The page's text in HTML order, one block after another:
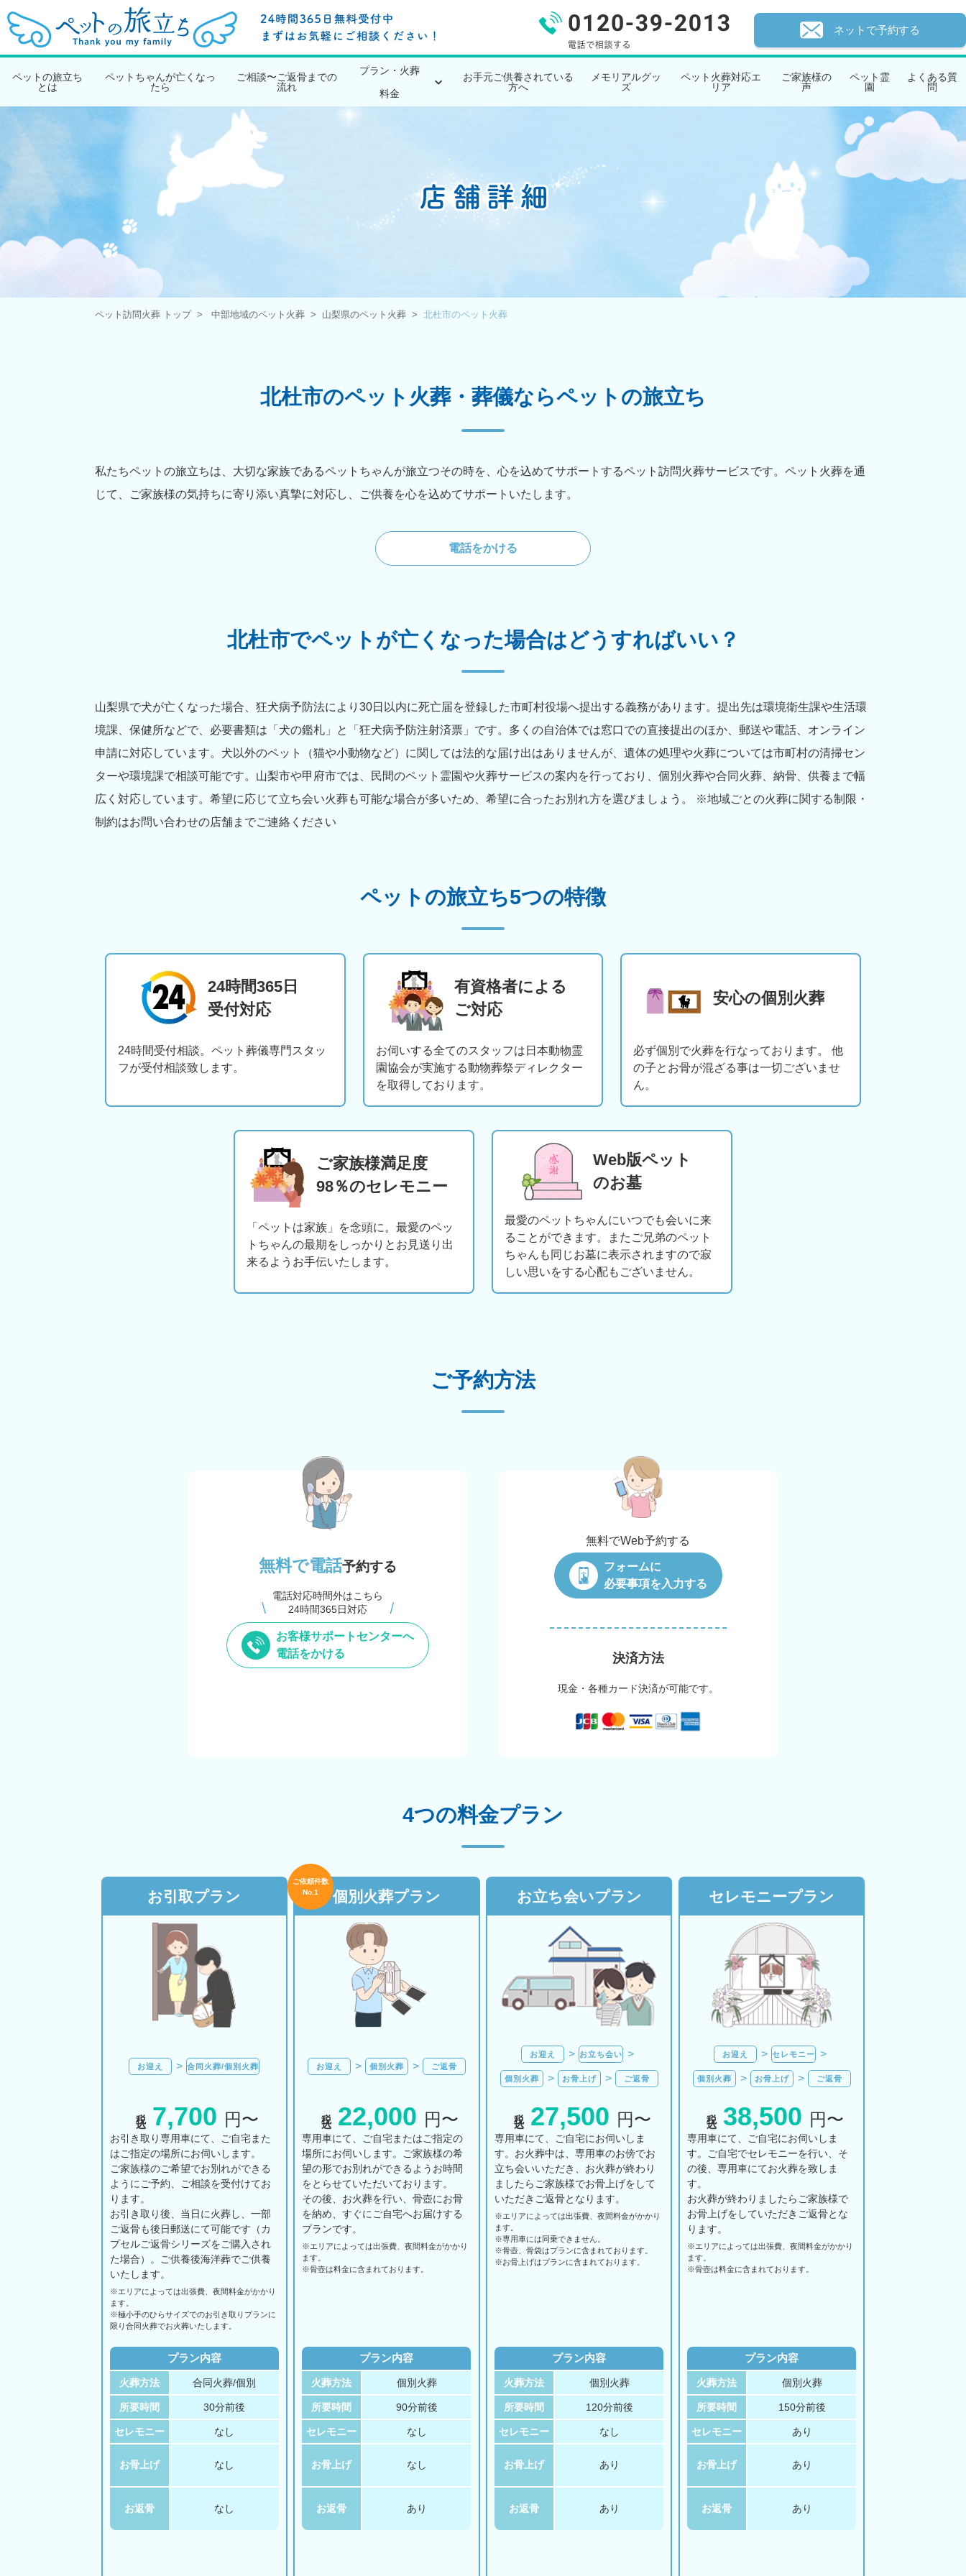
ネットで予約する
ペットの旅立ち
とは
ペットちゃんが亡くなっ
たら
ご相談〜ご返骨までの
流れ
プラン・火葬
料金
お手元ご供養されている
方へ
メモリアルグッ
ズ
ペット火葬対応エ
リア
ご家族様の
声
ペット霊
園
よくある質
問
ペット訪問火葬 トップ 中部地域のペット火葬 山梨県のペット火葬 北杜市のペット火葬
北杜市のペット火葬・葬儀ならペットの旅立ち
私たちペットの旅立ちは、大切な家族であるペットちゃんが旅立つその時を、心を込めてサポートするペット訪問火葬サービスです。ペット火葬を通
じて、ご家族様の気持ちに寄り添い真摯に対応し、ご供養を心を込めてサポートいたします。
電話をかける
北杜市でペットが亡くなった場合はどうすればいい？
山梨県で犬が亡くなった場合、狂犬病予防法により30日以内に死亡届を登録した市町村役場へ提出する義務があります。提出先は環境衛生課や生活環
境課、保健所などで、必要書類は「犬の鑑札」と「狂犬病予防注射済票」です。多くの自治体では窓口での直接提出のほか、郵送や電話、オンライン
申請に対応しています。犬以外のペット（猫や小動物など）に関しては法的な届け出はありませんが、遺体の処理や火葬については市町村の清掃セン
ターや環境課で相談可能です。山梨市や甲府市では、民間のペット霊園や火葬サービスの案内を行っており、個別火葬や合同火葬、納骨、供養まで幅
広く対応しています。希望に応じて立ち会い火葬も可能な場合が多いため、希望に合ったお別れ方を選びましょう。 ※地域ごとの火葬に関する制限・
制約はお問い合わせの店舗までご連絡ください
ペットの旅立ち5つの特徴
24時間365日
受付対応
24時間受付相談。ペット葬儀専門スタッ
フが受付相談致します。
有資格者による
ご対応
お伺いする全てのスタッフは日本動物霊
園協会が実施する動物葬祭ディレクター
を取得しております。
安心の個別火葬
必ず個別で火葬を行なっております。 他
の子とお骨が混ざる事は一切ございませ
ん。
ご家族様満足度
98％のセレモニー
「ペットは家族」を念頭に。最愛のペッ
トちゃんの最期をしっかりとお見送り出
来るようお手伝いたします。
Web版ペット
のお墓
最愛のペットちゃんにいつでも会いに来
ることができます。またご兄弟のペット
ちゃんも同じお墓に表示されますので寂
しい思いをする心配もございません。
ご予約方法
無料で電話予約する
電話対応時間外はこちら
24時間365日対応
お客様サポートセンターへ
電話をかける
無料でWeb予約する
フォームに
必要事項を入力する
決済方法
現金・各種カード決済が可能です。
4つの料金プラン
お引取プラン
お迎え 合同火葬/個別火葬
7,700 円〜
お引き取り専用車にて、ご自宅また
はご指定の場所にお伺いします。
ご家族様のご希望でお別れができる
ようにご予約、ご相談を受付けてお
ります。
お引き取り後、当日に火葬し、一部
ご返骨も後日郵送にて可能です（カ
プセルご返骨シリーズをご購入され
た場合）。ご供養後海洋葬でご供養
いたします。
※エリアに よっては出張費、 夜間料金がかかり
ます。
※極小手のひらサイズでのお引き取りプランに
限り合同火葬でお火葬いたします。
プラン内容
火葬方法 合同火葬/個別
所要時間 30分前後
セレモニー なし
お骨上げ なし
お返骨 なし
個別火葬プラン
ご依頼件数
No.1
お迎え 個別火葬 ご返骨
22,000 円〜
専用車にて、ご自宅またはご指定の
場所にお伺いします。ご家族様の希
望の形でお別れができるようお時間
をとらせていただいております。
その後、お火葬を行い、骨壺にお骨
を納め、すぐにご自宅へお届けする
プランです。
※エリアに よっては出張費、夜間料金がかかり
ます。
※骨壺は料金に含まれております。
プラン内容
火葬方法 個別火葬
所要時間 90分前後
セレモニー なし
お骨上げ なし
お返骨 あり
お立ち会いプラン
お迎え お立ち会い
個別火葬 お骨上げ ご返骨
27,500 円〜
専用車にて、ご自宅にお伺いしま
す。お火葬中は、専用車のお傍でお
立ち会いいただき、お火葬が終わり
ましたらご家族様でお骨上げをして
いただきご返骨となります。
※エリアに よっては出張費、夜間料金がかかり
ます。
※専用車には同乗できません。
※骨壺、骨袋はプランに含まれております。
※お骨上げはプランに含まれております。
プラン内容
火葬方法 個別火葬
所要時間 120分前後
セレモニー なし
お骨上げ あり
お返骨 あり
セレモニープラン
お迎え セレモニー
個別火葬 お骨上げ ご返骨
38,500 円〜
専用車にて、ご自宅にお伺いしま
す。ご自宅でセレモニーを行い、そ
の後、専用車にてお火葬を致しま
す。
お火葬が終わりましたらご家族様で
お骨上げをしていただきご返骨とな
ります。
※エリアに よっては出張費、夜間料金がかかり
ます。
※骨壺は料金に含まれております。
プラン内容
火葬方法 個別火葬
所要時間 150分前後
セレモニー あり
お骨上げ あり
お返骨 あり